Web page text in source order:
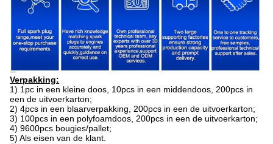
Verpakking:
1) 1pc in een kleine doos, 10pcs in een middendoos, 200pcs in
een de uitvoerkarton;
2) 4pcs in een blaarverpakking, 200pcs in een de uitvoerkarton;
3) 100pcs in een polyfoamdoos, 200pcs in een de uitvoerkarton;
4) 9600pcs bougies/pallet;
5) Als eisen van de klant.